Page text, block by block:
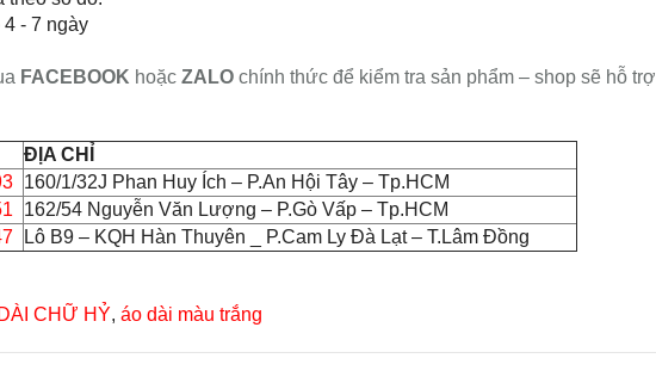
- 7 ngày
FACEBOOK hoặc ZALO chính thức để kiểm tra sản phẩm – shop sẽ hỗ trợ
ĐỊA CHỈ
160/1/32J Phan Huy Ích – P.An Hội Tây – Tp.HCM
162/54 Nguyễn Văn Lượng – P.Gò Vấp – Tp.HCM
Lô B9 – KQH Hàn Thuyên _ P.Cam Ly Đà Lạt – T.Lâm Đồng
CHỮ HỶ, áo dài màu trắng